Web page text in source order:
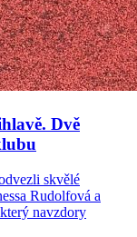
Dvě
skvělé
Rudolfová a
navzdory